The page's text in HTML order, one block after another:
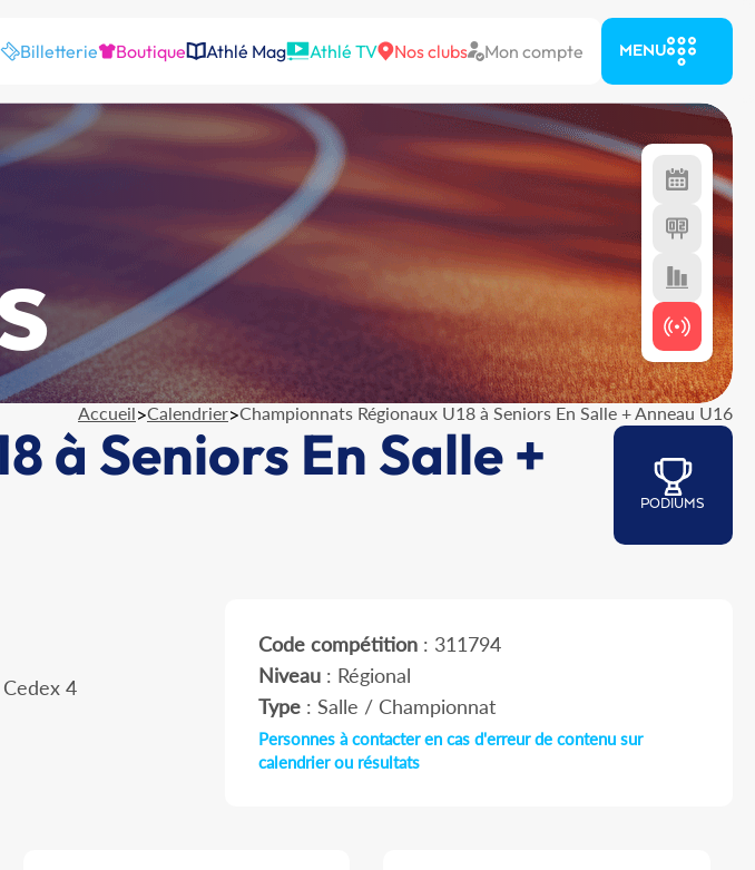
Billetterie Boutique Athlé Mag Athlé TV Nos clubs Mon compte MENU
Accueil>Calendrier>Championnats Régionaux U18 à Seniors En Salle + Anneau U16
à Seniors En Salle +
PODIUMS
4
Code compétition: 311794
Niveau: Régional
Type: Salle / Championnat
Personnes à contacter en cas d'erreur de contenu sur
calendrier ou résultats